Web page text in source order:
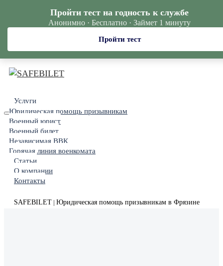
Услуги
Юридическая помощь призывникам
Военный юрист
Военный билет
Независимая ВВК
Горячая линия военкомата
Статьи
О компании
Контакты
SAFEBILET Юридическая помощь призывникам в Фрязине
Пройти тест на годность к службе
Анонимно · Бесплатно · Займет 1 минуту
Пройти тест